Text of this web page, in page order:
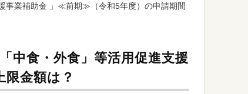
事業補助金 」≪前期≫（令和5年度）の申請期間
中食・外食」等活用促進支援
金額は？